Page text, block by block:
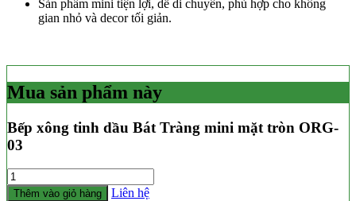
Sản phẩm mini tiện lợi, dễ di chuyển, phù hợp cho không
gian nhỏ và decor tối giản.
Mua sản phẩm này
Bếp xông tinh dầu Bát Tràng mini mặt tròn ORG-
03
Số
lượng
Thêm vào giỏ hàng Liên hệ